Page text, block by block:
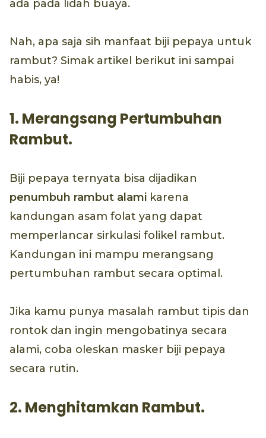
ada pada lidah buaya.
Nah, apa saja sih manfaat biji pepaya untuk
rambut? Simak artikel berikut ini sampai
habis, ya!
1. Merangsang Pertumbuhan
Rambut.
Biji pepaya ternyata bisa dijadikan
penumbuh rambut alami karena
kandungan asam folat yang dapat
memperlancar sirkulasi folikel rambut.
Kandungan ini mampu merangsang
pertumbuhan rambut secara optimal.
Jika kamu punya masalah rambut tipis dan
rontok dan ingin mengobatinya secara
alami, coba oleskan masker biji pepaya
secara rutin.
2. Menghitamkan Rambut.